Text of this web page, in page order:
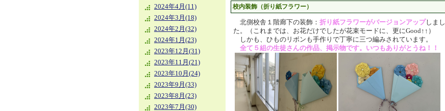
2024年4月(11)
2024年3月(18)
2024年2月(32)
2024年1月(23)
2023年12月(31)
2023年11月(21)
2023年10月(24)
2023年9月(33)
2023年8月(23)
2023年7月(30)
校内装飾（折り紙フラワー）
北側校舎１階廊下の装飾： 折り紙フラワーがバージョンアップ しまし
た。（これまでは、お花だけでしたが花束モードに、更にGood↑↑）
しかも、ひものリボンも手作りで丁寧に三つ編みされています。
全て５組の生徒さんの作品、掲示物です。いつもありがとうね！！